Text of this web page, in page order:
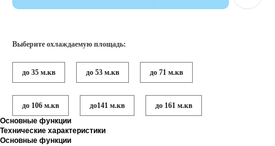
Выберите охлаждаемую площадь:
до 35 м.кв до 53 м.кв до 71 м.кв
до 106 м.кв до141 м.кв
до 161 м.кв
Основные функции
Технические характеристики
Основные функции